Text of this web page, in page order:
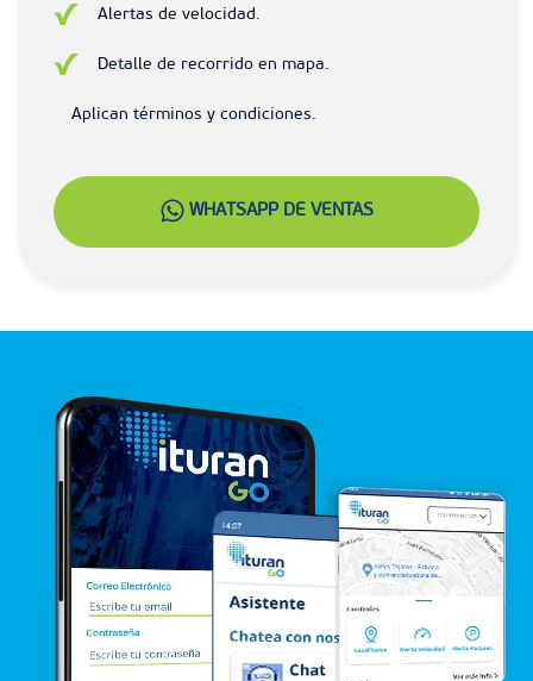
Alertas de velocidad.
Detalle de recorrido en mapa.
Aplican términos y condiciones.
WHATSAPP DE VENTAS